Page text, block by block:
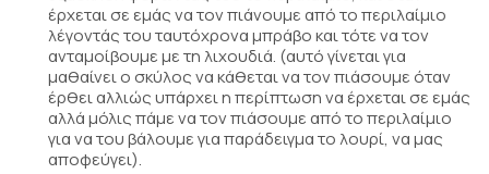
έρχεται σε εμάς να τον πιάνουμε από το περιλαίμιο
λέγοντάς του ταυτόχρονα μπράβο και τότε να τον
ανταμοίβουμε με τη λιχουδιά. (αυτό γίνεται για
μαθαίνει ο σκύλος να κάθεται να τον πιάσουμε όταν
έρθει αλλιώς υπάρχει η περίπτωση να έρχεται σε εμάς
αλλά μόλις πάμε να τον πιάσουμε από το περιλαίμιο
για να του βάλουμε για παράδειγμα το λουρί, να μας
αποφεύγει).